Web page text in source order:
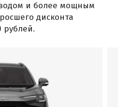
и более мощным
дисконта
рублей.